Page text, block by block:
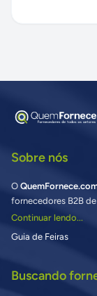
Sobre nós
O
fornecedores B2B
Continuar lendo...
Guia de Feiras
Buscando